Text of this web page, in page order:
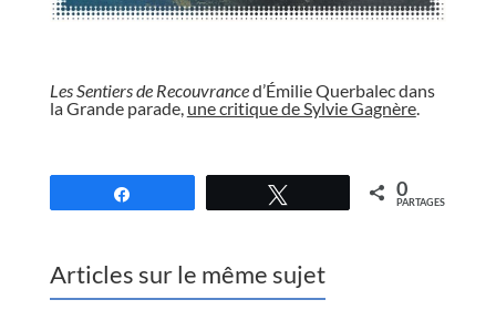
Les Sentiers de Recouvranced’Émilie Querbalec dans
la Grande parade, une critique de Sylvie Gagnère.
0
PARTAGES
Articles sur le même sujet